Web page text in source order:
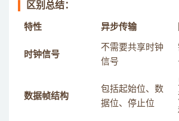
区别总结：
特性 异步传输
时钟信号
不需要共享时钟
信号
数据帧结构
包括起始位、数
据位、停止位